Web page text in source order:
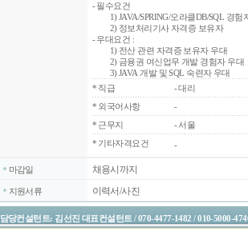
- 필수요건
1) JAVA/SPRING/오라클DB/SQL 경험
2) 정보처리기사 자격증 보유자
- 우대요건 :
1) 전산 관련 자격증 보유자 우대
2) 금융권 여신업무 개발 경험자 우대
3) JAVA 개발 및 SQL 숙련자 우대
* 직급
- 대리
* 외국어사항
-
* 근무지
- 서울
* 기타자격요건
-
마감일 채용시까지
지원서류 이력서/사진
담당컨설턴트: 김선진 대표컨설턴트 / 070-4477-1482 / 010-5000-